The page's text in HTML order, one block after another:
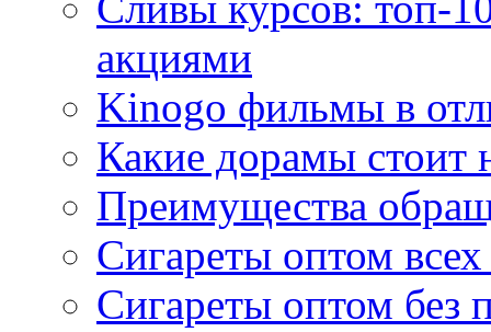
акциями
Kinogo фильмы в
Какие дорамы стоит
Преимущества
Сигареты оптом
Сигареты оптом без